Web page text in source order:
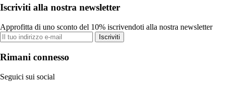
Iscriviti alla nostra newsletter
Approfitta di uno sconto del 10% iscrivendoti alla nostra newsletter
Iscriviti
Rimani connesso
Seguici sui social